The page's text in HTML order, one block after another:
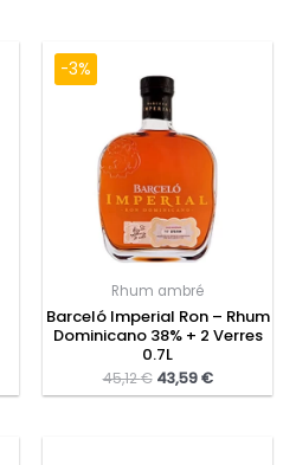
-3%
Rhum ambré
Barceló Imperial Ron – Rhum
Dominicano 38% + 2 Verres
0.7L
45,12€ 43,59€